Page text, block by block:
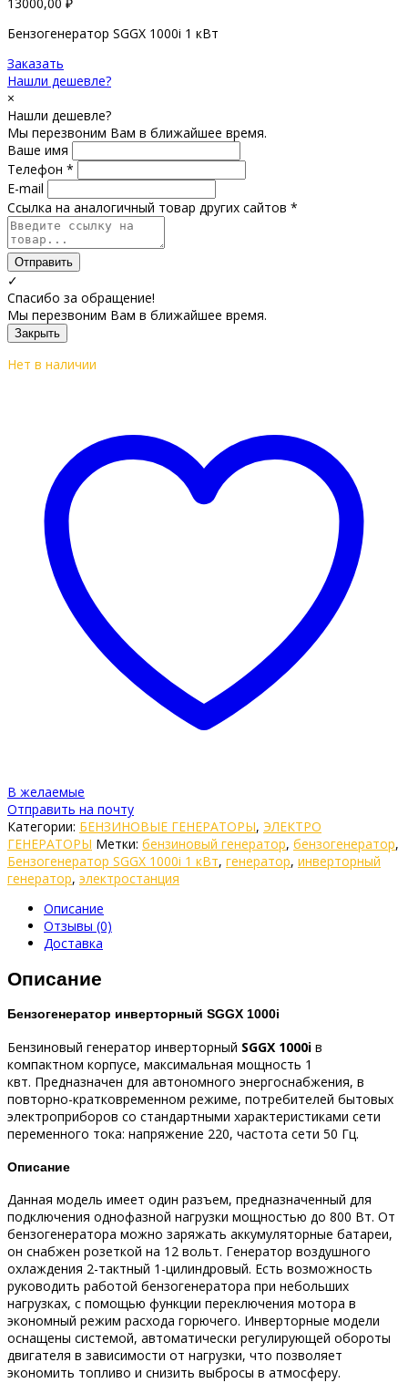
13000,00 ₽
Бензогенератор SGGX 1000i 1 кВт
Заказать
Нашли дешевле?
×
Нашли дешевле?
Мы перезвоним Вам в ближайшее время.
Ваше имя
Телефон *
E-mail
Ссылка на аналогичный товар других сайтов *
Отправить
✓
Спасибо за обращение!
Мы перезвоним Вам в ближайшее время.
Закрыть
Нет в наличии
В желаемые
Отправить на почту
Категории: БЕНЗИНОВЫЕ ГЕНЕРАТОРЫ, ЭЛЕКТРО
ГЕНЕРАТОРЫ Метки: бензиновый генератор, бензогенератор,
Бензогенератор SGGX 1000i 1 кВт, генератор, инверторный
генератор, электростанция
Описание
Отзывы (0)
Доставка
Описание
Бензогенератор инверторный SGGX 1000i
Бензиновый генератор инверторный SGGX 1000i в
компактном корпусе, максимальная мощность 1
квт. Предназначен для автономного энергоснабжения, в
повторно-кратковременном режиме, потребителей бытовых
электроприборов со стандартными характеристиками сети
переменного тока: напряжение 220, частота сети 50 Гц.
Описание
Данная модель имеет один разъем, предназначенный для
подключения однофазной нагрузки мощностью до 800 Вт. От
бензогенератора можно заряжать аккумуляторные батареи,
он снабжен розеткой на 12 вольт. Генератор воздушного
охлаждения 2-тактный 1-цилиндровый. Есть возможность
руководить работой бензогенератора при небольших
нагрузках, с помощью функции переключения мотора в
экономный режим расхода горючего. Инверторные модели
оснащены системой, автоматически регулирующей обороты
двигателя в зависимости от нагрузки, что позволяет
экономить топливо и снизить выбросы в атмосферу.